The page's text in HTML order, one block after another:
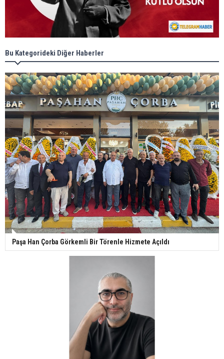
Bu Kategorideki Diğer Haberler
Paşa Han Çorba Görkemli Bir Törenle Hizmete Açıldı